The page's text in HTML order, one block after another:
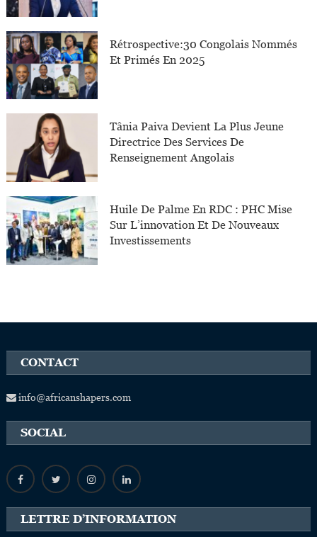
Rétrospective:30 Congolais Nommés
Et Primés En 2025
Tânia Paiva Devient La Plus Jeune
Directrice Des Services De
Renseignement Angolais
Huile De Palme En RDC : PHC Mise
Sur L’innovation Et De Nouveaux
Investissements
CONTACT
info@africanshapers.com
SOCIAL
LETTRE D’INFORMATION